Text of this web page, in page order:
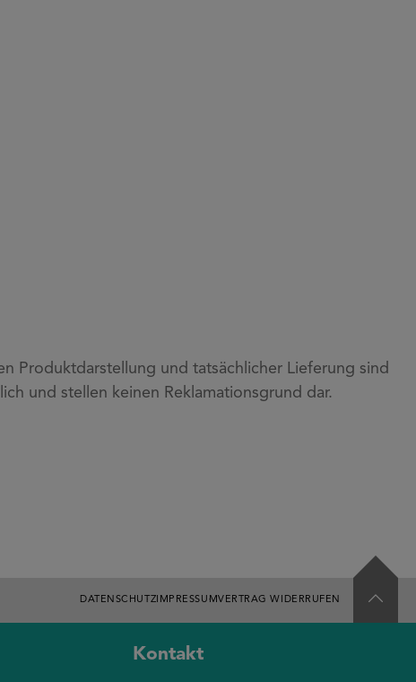
Produktdarstellung und tatsächlicher Lieferung sind
und stellen keinen Reklamationsgrund dar.
DATENSCHUTZ IMPRESSUMVERTRAG WIDERRUFEN
Kontakt